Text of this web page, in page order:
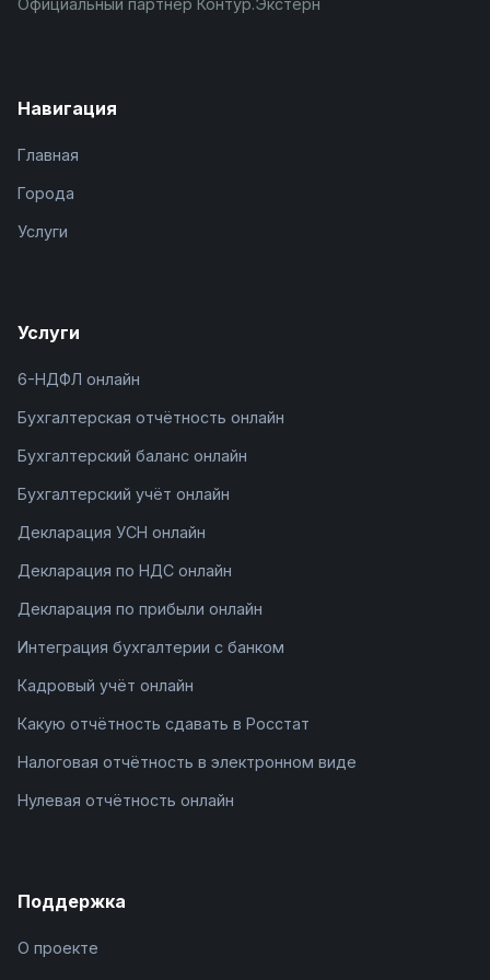
Официальный партнёр Контур.Экстерн
Навигация
Главная
Города
Услуги
Услуги
6-НДФЛ онлайн
Бухгалтерская отчётность онлайн
Бухгалтерский баланс онлайн
Бухгалтерский учёт онлайн
Декларация УСН онлайн
Декларация по НДС онлайн
Декларация по прибыли онлайн
Интеграция бухгалтерии с банком
Кадровый учёт онлайн
Какую отчётность сдавать в Росстат
Налоговая отчётность в электронном виде
Нулевая отчётность онлайн
Поддержка
О проекте